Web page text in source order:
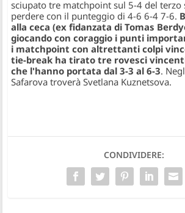
sciupato tre matchpoint sul 5-4 del terzo
perdere con il punteggio di 4-6 6-4 7-6.
alla ceca (ex fidanzata di Tomas
giocando con coraggio i punti
i matchpoint con altrettanti colpi
tie-break ha tirato tre rovesci
che l'hanno portata dal 3-3 al 6-3.
Safarova troverà Svetlana Kuznetsova.
CONDIVIDERE: